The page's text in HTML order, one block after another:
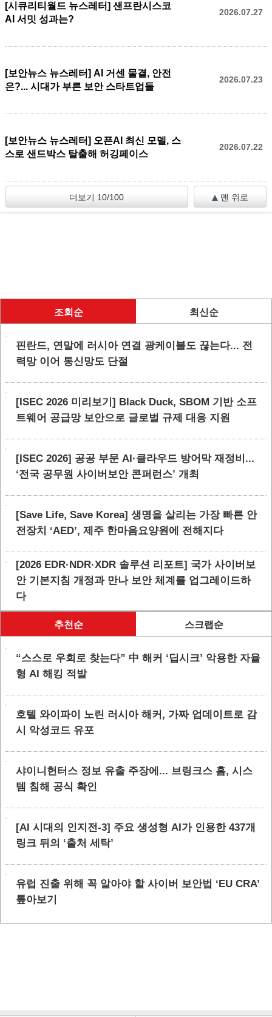
[시큐리티월드 뉴스레터] 샌프란시스코
AI 서밋 성과는?
2026.07.27
[보안뉴스 뉴스레터] AI 거센 물결, 안전
은?... 시대가 부른 보안 스타트업들
2026.07.23
[보안뉴스 뉴스레터] 오픈AI 최신 모델, 스
스로 샌드박스 탈출해 허깅페이스
2026.07.22
더보기 10/100 맨 위로
조회순 최신순
핀란드, 연말에 러시아 연결 광케이블도 끊는다... 전
력망 이어 통신망도 단절
[ISEC 2026 미리보기] Black Duck, SBOM 기반 소프
트웨어 공급망 보안으로 글로벌 규제 대응 지원
[ISEC 2026] 공공 부문 AI·클라우드 방어막 재정비...
‘전국 공무원 사이버보안 콘퍼런스’ 개최
[Save Life, Save Korea] 생명을 살리는 가장 빠른 안
전장치 ‘AED’, 제주 한마음요양원에 전해지다
[2026 EDR·NDR·XDR 솔루션 리포트] 국가 사이버보
안 기본지침 개정과 만나 보안 체계를 업그레이드하
다
추천순 스크랩순
“스스로 우회로 찾는다” 中 해커 ‘딥시크’ 악용한 자율
형 AI 해킹 적발
호텔 와이파이 노린 러시아 해커, 가짜 업데이트로 감
시 악성코드 유포
샤이니헌터스 정보 유출 주장에... 브링크스 홈, 시스
템 침해 공식 확인
[AI 시대의 인지전-3] 주요 생성형 AI가 인용한 437개
링크 뒤의 ‘출처 세탁’
유럽 진출 위해 꼭 알아야 할 사이버 보안법 ‘EU CRA’
톺아보기